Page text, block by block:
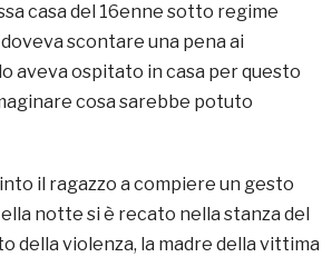
casa del 16enne sotto regime
scontare una pena ai
aveva ospitato in casa per questo
cosa sarebbe potuto
il ragazzo a compiere un gesto
notte si è recato nella stanza del
della violenza, la madre della vittima